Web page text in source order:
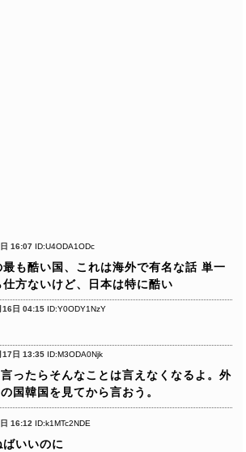
16:07 ID:U4ODA1ODc
最も酷い国、これは海外で有名な話 単一
方ないけど、日本は特に酷い
16日 04:15 ID:Y0ODY1NzY
17日 13:35 ID:M3ODA0Njk
ったらそんなことは言えなくなるよ。外
国韓国を見てから言おう。
16:12 ID:k1MTc2NDE
いいのに